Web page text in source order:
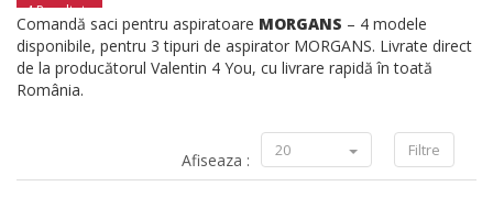
4 Rezultate
Comandă saci pentru aspiratoare MORGANS – 4 modele
disponibile, pentru 3 tipuri de aspirator MORGANS. Livrate direct
de la producătorul Valentin 4 You, cu livrare rapidă în toată
România.
Filtre
Afiseaza : 20